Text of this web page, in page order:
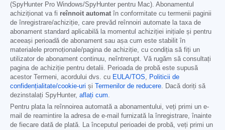
(SpyHunter Pro Windows/SpyHunter pentru Mac). Abonamentul
achiziționat va fi reînnoit automat în conformitate cu termenii paginii
de înregistrare/achiziție, care prevăd reînnoiri automate la taxa de
abonament standard aplicabilă la momentul achiziției inițiale și pentru
aceeași perioadă de abonament sau așa cum este stabilit în
materialele promoționale/pagina de achiziție, cu condiția să fiți un
utilizator de abonament continuu, neîntrerupt. Vă rugăm să consultați
pagina de achiziție pentru detalii. Perioada de probă este supusă
acestor Termeni, acordului dvs. cu EULA/TOS, Politicii de
confidențialitate/cookie-uri și Termenilor de reducere. Dacă doriți să
dezinstalați SpyHunter, aflați cum.
Pentru plata la reînnoirea automată a abonamentului, veți primi un e-
mail de reamintire la adresa de e-mail furnizată la înregistrare, înainte
de fiecare dată de plată. La începutul perioadei de probă, veți primi un